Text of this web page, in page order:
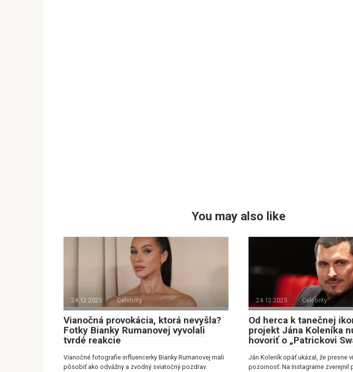
You may also like
24.12.2025 Celebrity
Vianočná provokácia, ktorá nevyšla?
Fotky Bianky Rumanovej vyvolali
tvrdé reakcie
Vianočné fotografie influencerky Bianky Rumanovej mali
pôsobiť ako odvážny a zvodný sviatočný pozdrav.
24.12.2025 Celebrity
Od herca k tanečnej
projekt Jána Koleníka
hovoriť o „Patrickovi
Ján Koleník opäť ukázal, že presne
pozornosť. Na Instagrame zverejnil